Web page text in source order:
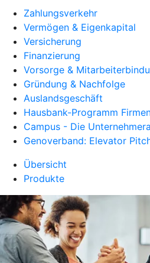
Zahlungsverkehr
Vermögen & Eigenkapital
Versicherung
Finanzierung
Vorsorge &
Gründung & Nachfolge
Auslandsgeschäft
Hausbank-Programm
Campus - Die
Genoverband: Elevator
Übersicht
Produkte